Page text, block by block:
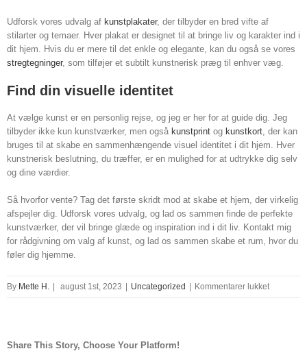
Udforsk vores udvalg af kunstplakater, der tilbyder en bred vifte af
stilarter og temaer. Hver plakat er designet til at bringe liv og karakter ind i
dit hjem. Hvis du er mere til det enkle og elegante, kan du også se vores
stregtegninger, som tilføjer et subtilt kunstnerisk præg til enhver væg.
Find din visuelle identitet
At vælge kunst er en personlig rejse, og jeg er her for at guide dig. Jeg
tilbyder ikke kun kunstværker, men også kunstprint og kunstkort, der kan
bruges til at skabe en sammenhængende visuel identitet i dit hjem. Hver
kunstnerisk beslutning, du træffer, er en mulighed for at udtrykke dig selv
og dine værdier.
Så hvorfor vente? Tag det første skridt mod at skabe et hjem, der virkelig
afspejler dig. Udforsk vores udvalg, og lad os sammen finde de perfekte
kunstværker, der vil bringe glæde og inspiration ind i dit liv. Kontakt mig
for rådgivning om valg af kunst, og lad os sammen skabe et rum, hvor du
føler dig hjemme.
By Mette H. august 1st, 2023 Uncategorized Kommentarer lukkettil
kunst
Share This Story, Choose Your Platform!